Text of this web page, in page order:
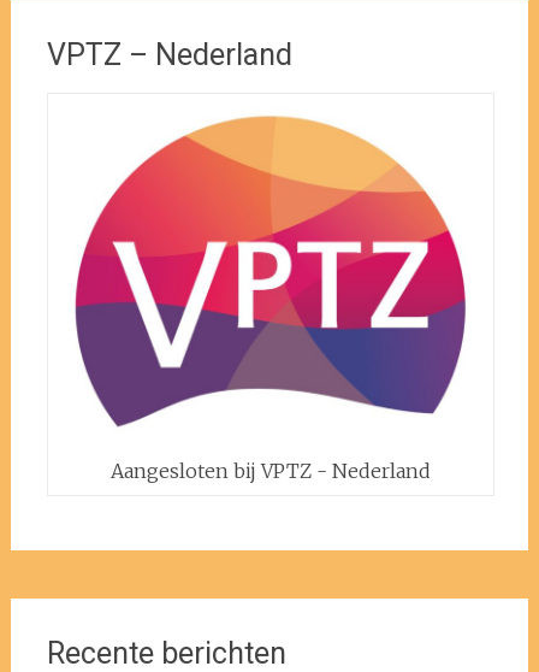
VPTZ – Nederland
Aangesloten bij VPTZ - Nederland
Recente berichten